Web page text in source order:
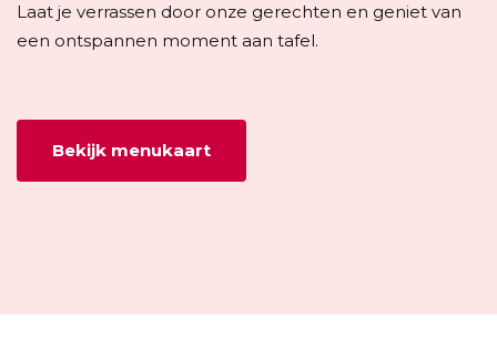
Laat je verrassen door onze gerechten en geniet van
een ontspannen moment aan tafel.
Bekijk menukaart